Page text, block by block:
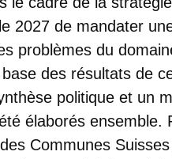
2027 de mandater
problèmes du
base des résultats de
politique et un
élaborés ensemble.
des Communes